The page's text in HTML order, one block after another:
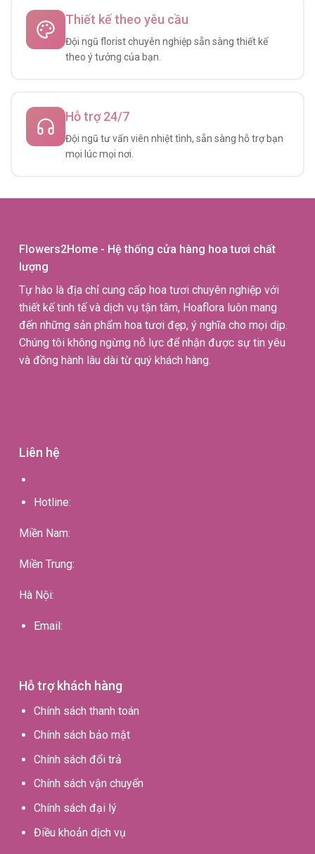
Thiết kế theo yêu cầu
Đội ngũ florist chuyên nghiệp sẵn sàng thiết kế
theo ý tưởng của bạn.
Hỗ trợ 24/7
Đội ngũ tư vấn viên nhiệt tình, sẵn sàng hỗ trợ bạn
mọi lúc mọi nơi.
Flowers2Home - Hệ thống cửa hàng hoa tươi chất
lượng
Tự hào là địa chỉ cung cấp hoa tươi chuyên nghiệp với
thiết kế tinh tế và dịch vụ tận tâm, Hoaflora luôn mang
đến những sản phẩm hoa tươi đẹp, ý nghĩa cho mọi dịp.
Chúng tôi không ngừng nỗ lực để nhận được sự tin yêu
và đồng hành lâu dài từ quý khách hàng.
Liên hệ
Hotline:
Miền Nam:
Miền Trung:
Hà Nội:
Email:
Hỗ trợ khách hàng
Chính sách thanh toán
Chính sách bảo mật
Chính sách đổi trả
Chính sách vận chuyển
Chính sách đại lý
Điều khoản dịch vụ